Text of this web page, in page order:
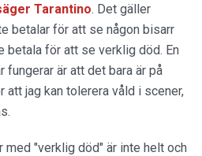
Tarantino. Det gäller
betalar för att se någon bisarr
betala för att se verklig död. En
är att det bara är på
att jag kan tolerera våld i scener,
med "verklig död" är inte helt och